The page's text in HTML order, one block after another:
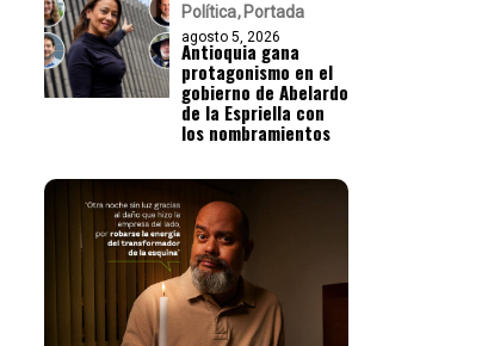
Política Portada
agosto 5, 2026
Antioquia gana
protagonismo en el
gobierno de Abelardo
de la Espriella con
los nombramientos